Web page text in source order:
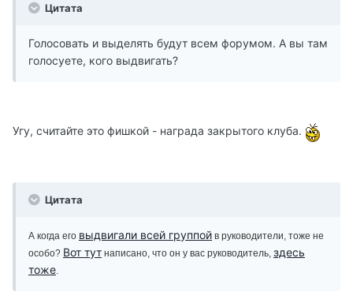
Цитата
Голосовать и выделять будут всем форумом. А вы там
голосуете, кого выдвигать?
Угу, считайте это фишкой - награда закрытого клуба.
Цитата
А когда его выдвигали всей группой в руководители, тоже не
особо? Вот тут написано, что он у вас руководитель, здесь
тоже.